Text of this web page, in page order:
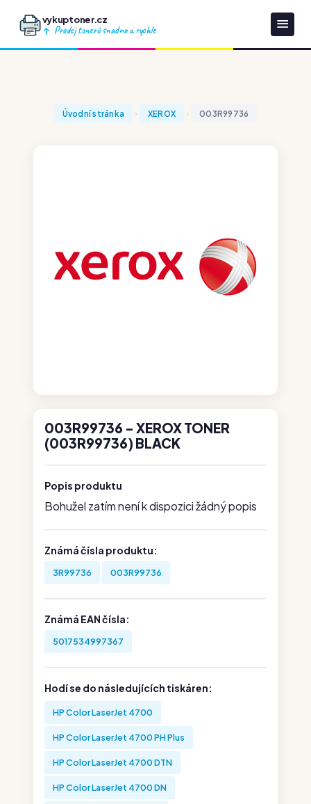
vykuptoner.cz
Prodej tonerů snadno a rychle
Úvodní stránka XEROX 003R99736
003R99736 - XEROX TONER
(003R99736) BLACK
Popis produktu
Bohužel zatím není k dispozici žádný popis
Známá čísla produktu:
3R99736 003R99736
Známá EAN čísla:
5017534997367
Hodí se do následujících tiskáren:
HP Color LaserJet 4700
HP Color LaserJet 4700 PH Plus
HP Color LaserJet 4700 DTN
HP Color LaserJet 4700 DN